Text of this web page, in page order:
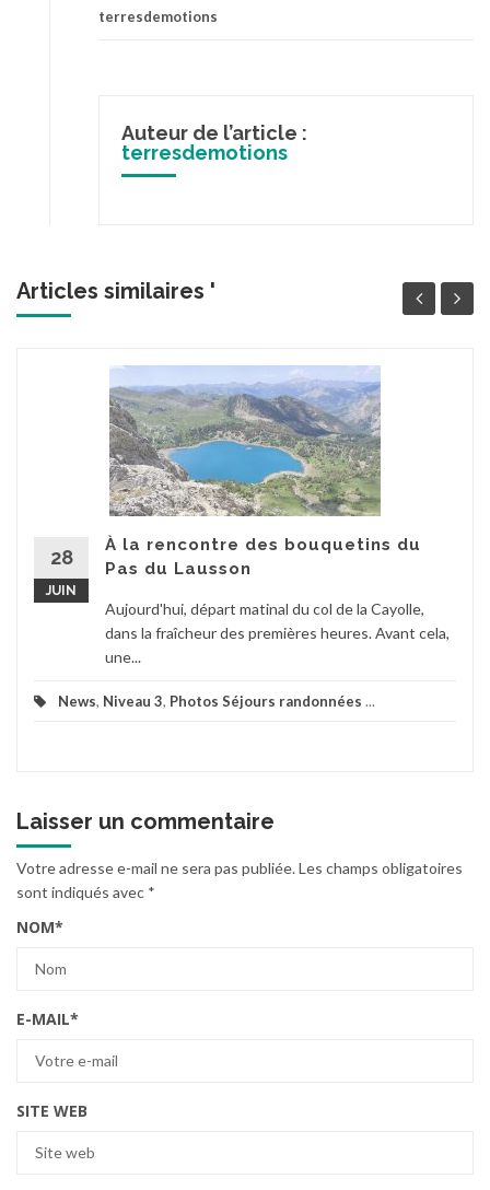
terresdemotions
Auteur de l’article :
terresdemotions
Articles similaires '
28
JUIN
À la rencontre des bouquetins du
Pas du Lausson
Aujourd'hui, départ matinal du col de la Cayolle,
dans la fraîcheur des premières heures. Avant cela,
une...
News, Niveau 3, Photos Séjours randonnées ...
Laisser un commentaire
Votre adresse e-mail ne sera pas publiée.Les champs obligatoires
sont indiqués avec *
NOM*
E-MAIL*
SITE WEB